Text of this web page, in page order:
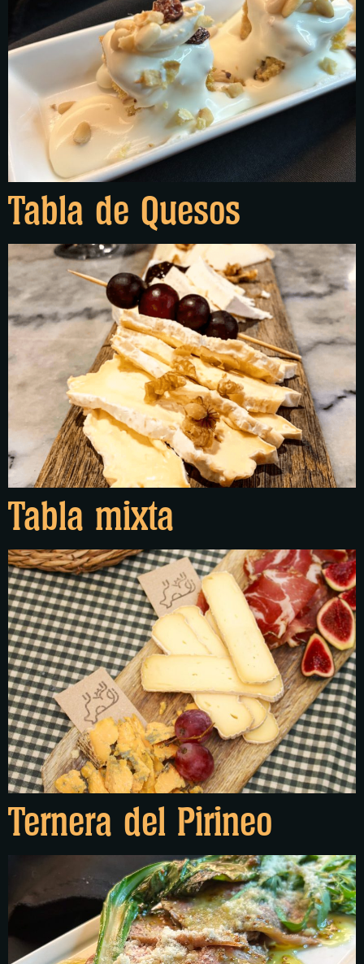
Tabla de Quesos
Tabla mixta
Ternera del Pirineo